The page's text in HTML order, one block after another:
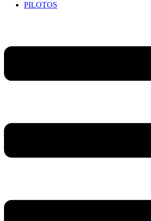
PILOTOS